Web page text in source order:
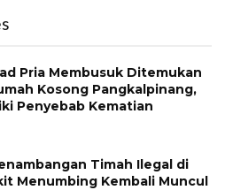
Pria Membusuk Ditemukan
Kosong Pangkalpinang,
Penyebab Kematian
Timah Ilegal di
Menumbing Kembali Muncul